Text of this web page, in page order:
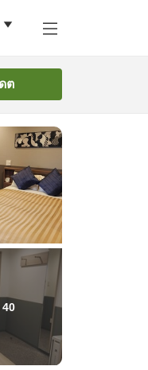
ต
40
ห้องพัก